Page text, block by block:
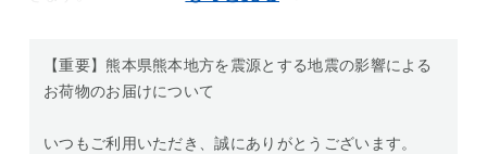
【重要】熊本県熊本地方を震源とする地震の影響による
お荷物のお届けについて
いつもご利用いただき、誠にありがとうございます。